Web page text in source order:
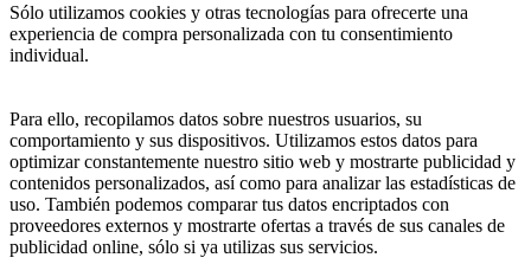
Sólo utilizamos cookies y otras tecnologías para ofrecerte una
experiencia de compra personalizada con tu consentimiento
individual.
Para ello, recopilamos datos sobre nuestros usuarios, su
comportamiento y sus dispositivos. Utilizamos estos datos para
optimizar constantemente nuestro sitio web y mostrarte publicidad y
contenidos personalizados, así como para analizar las estadísticas de
uso. También podemos comparar tus datos encriptados con
proveedores externos y mostrarte ofertas a través de sus canales de
publicidad online, sólo si ya utilizas sus servicios.